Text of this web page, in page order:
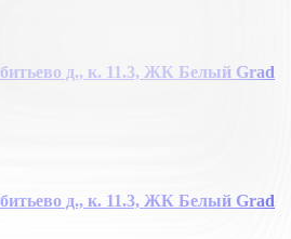
д., к. 11.3, ЖК Белый Grad
д., к. 11.3, ЖК Белый Grad